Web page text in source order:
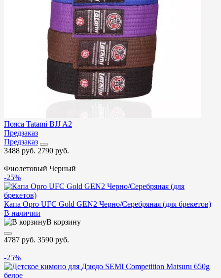
Пояса Tatami BJJ A2
Предзаказ
Предзаказ
3488 руб. 2790 руб.
Фиолетовый Черный
-25%
Капа Opro UFC Gold GEN2 Черно/Серебряная (для брекетов)
В наличии
В корзину
4787 руб. 3590 руб.
-25%